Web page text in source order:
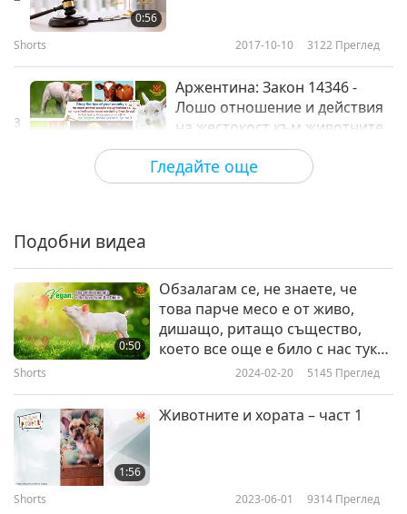
Гледайте още
0:56
Shorts 2017-10-10 3122 Преглед
3
Аржентина: Закон 14346 -
Лошо отношение и действия
на жестокост към животните
2017-10-10 3342
4
1:08
Shorts 2017-10-10 3453Преглед
5
1:27
Австрия: Държавен закон за
защита на животните
Shorts 2017-10-10 3259Преглед
6
Подобни видеа
0:50
Обзалагам се, не знаете, че
това парче месо е от живо,
дишащо, ритащо същество,
което все още е било с нас тук
на Земята преди няколко часа,
убийство, за да ядете плътта
му??? Моля, направете
Shorts 2024-02-20 5145 Преглед
1:56
Животните и хората – част 1
Shorts 2023-06-01 9314 Преглед